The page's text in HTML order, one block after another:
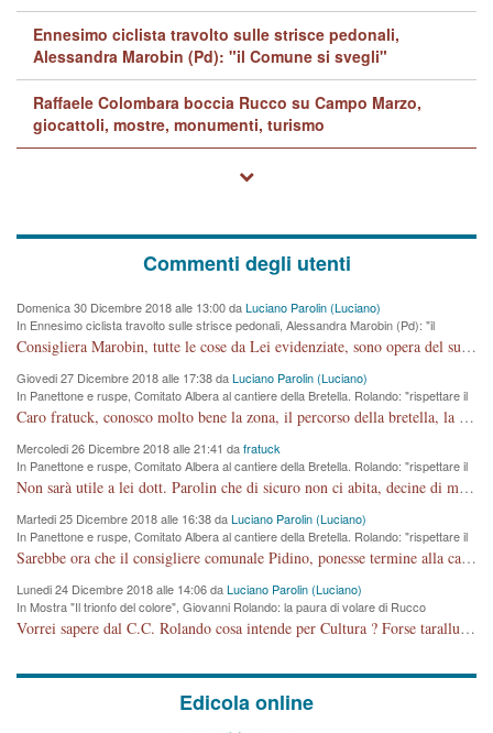
Ennesimo ciclista travolto sulle strisce pedonali,
Alessandra Marobin (Pd): "il Comune si svegli"
Raffaele Colombara boccia Rucco su Campo Marzo,
giocattoli, mostre, monumenti, turismo
Commenti degli utenti
Domenica 30 Dicembre 2018 alle 13:00 daLuciano Parolin (Luciano)
In Ennesimo ciclista travolto sulle strisce pedonali, Alessandra Marobin (Pd): "il
Comune si svegli"
Consigliera Marobin, tutte le cose da Lei evidenziate, sono opera del suo ex Assessore e compagno di Partito Antonio Marco Dalla Pozza Assessore alla "progettazione" di piste ciclabili e altre porcherie. A lui manderei il conto da saldare per incidenti e danni alle persone. E' ora che "finiamola." Avete perso rassegnatevi. qui IL SINDACO RUCCO NON C'ENTRA PER NIENTE. CAPITO!!!!!!!! Amen.
Giovedi 27 Dicembre 2018 alle 17:38 daLuciano Parolin (Luciano)
In Panettone e ruspe, Comitato Albera al cantiere della Bretella. Rolando: "rispettare il
cronoprogramma"
Caro fratuck, conosco molto bene la zona, il percorso della bretella, la situazione dei cittadini, abito in Viale Trento. A partire dal 2003 ho partecipato al Comitato di Maddalene pro bretella, e a riunioni propositive per apportare modifiche al progetto. Numerose mie foto del territorio sono arrivate a Roma, altri miei interventi (non graditi dalla Sx) sono stati pubblicati dal GdV, assieme ad altri come Ciro Asproso, ora favorevole alla bretella. Ho partecipato alla raccolta firme per la chiusura della strada x 5 giorni eseguita dal Sindaco Hullwech per sforamento 180 Micro/g. Pertanto come impegno per la tematica sono apposto con la coscienza. Ora il Progetto è partito, fine! Voglio dire che la nuova Giunta "comunale" non c'entra più. L'opera sarà "malauguratamente" eseguita, ma non con il mio placet. Il Consigliere Comunale dovrebbe capire che la campagna elettorale è finita, con buona pace di tutti. Quello che invece dovrebbe interessare è la proprietà della strada, dall'uscita autostradale Ovest, sino alla Rotatoria dell'Albara, vi sono tre possessori: Autostrade SpA; La Provincia, il Comune. Come la mettiamo per il futuro ? I costi, da 50 sono saliti a 100 milioni di € come dire 20 milioni a KM (!) da non credere. Comunque si farà. Ma nessuno canti Vittoria, anzi meglio non farne un ulteriore fatto "partitico" per questioni elettorali o di seggio. Se mi manda la sua mail, sono disponibile ad inviare i documenti e le foto sopra descritte. Con ossequi, Luciano Parolin
Mercoledi 26 Dicembre 2018 alle 21:41 dafratuck
In Panettone e ruspe, Comitato Albera al cantiere della Bretella. Rolando: "rispettare il
cronoprogramma"
Non sarà utile a lei dott. Parolin che di sicuro non ci abita, decine di migliaia di TIR, automobili e padroncini che passano quotidianamente per una strada appena rotabile, non è più possibile stendere i panni, attraversare la strada senza rischiare la morte, le case stanno crepando, i tempi sono cambiati e la bretella non passerà assolutamente per maddalene (ma cosa sta a dire?!), dia invece responsabilità a chi ha costruito tagliando la strada che doveva invece terminare a isola vicentina e non al moracchino lasciando Motta di Costabissara ancora in panne di traffico. I tempi sono cambiati dottore e se l'anagrafe della vita stagna nell'essere umano impressioni conservatrici, la società non le considera perchè va avanti, si industrializza e ha bisogno di infrastrutture e di sviluppo. Ultima considerazione, se è geloso di Rolando perchè vede in lui solo campagne politiche mentre si difendono i SOLI diritti dei cittadini, la preghiamo faccia considerazioni più appropriate. Saluti e complimenti per i suoi scritti.
Martedi 25 Dicembre 2018 alle 16:38 daLuciano Parolin (Luciano)
In Panettone e ruspe, Comitato Albera al cantiere della Bretella. Rolando: "rispettare il
cronoprogramma"
Sarebbe ora che il consigliere comunale Pidino, ponesse termine alla campagna elettorale nel territorio del suo seggio Villaggio del Sole. La tiraca è iniziata, distruggerà 6 km di prateria ovest della città, ricca di fonti e sorgenti d'acqua. I cittadini di Maddalene non avranno più Pace la notte. Molta colpa per la costruzione di questa Strada è proprio del signor Rolando,dei suoi gazebo mobili e che vuol far passare questa opera VANDALICA come progetto "utile" a chi ? Non è cosa seria sig. Rolando!
Lunedi 24 Dicembre 2018 alle 14:06 daLuciano Parolin (Luciano)
In Mostra "Il trionfo del colore", Giovanni Rolando: la paura di volare di Rucco
Vorrei sapere dal C.C. Rolando cosa intende per Cultura ? Forse tarallucci, vino e sagre, o spaghetti tricolori del PD ? Il continuo (s)parlare della mostra a Palazzo Chiericati caro consigliere DANNEGGIA FORTEMENTE l'immagine della città TUTTA e fa deviare i consensi che in RUSSIA (badi bene ex U.R.S.S.) sono ECCELLENTI. A livello artistico l'evento è di alta Valenza culturale, COMPITO di Tutta la Cittadinanza fare il possibile per propagandare l'iniziativa senza farne UN CASO PARTITICO come fa Lei da sempre. Meno Gazebo + Partecipazione! E così sia. Amen.
Edicola online